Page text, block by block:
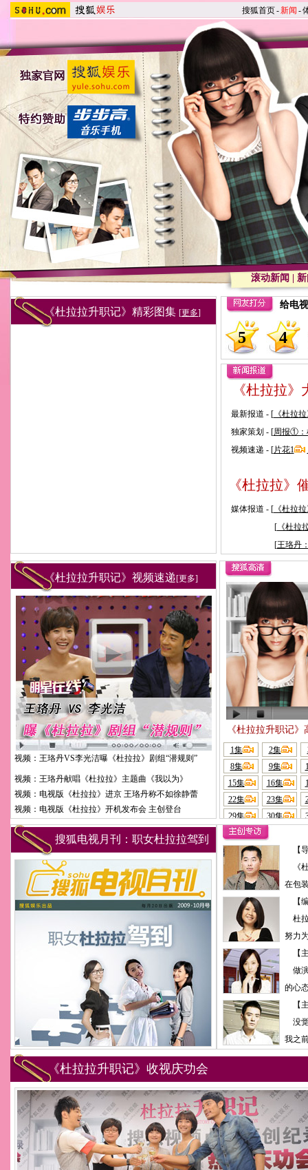
搜狐首页-新闻 -
滚动新闻
《杜拉拉升职记》精彩图集 [更多]
给电
5 4
《杜拉拉
最新报道 - [《杜拉
独家策划 - [周报①：
视频速递 - [片花1
《杜拉拉》
媒体报道 - [《杜拉
[《杜拉
[王珞丹
《杜拉拉升职记》视频速递[更多]
视频：王珞丹VS李光洁曝《杜拉拉》剧组“潜规则”
视频：王珞丹献唱《杜拉拉》主题曲《我以为》
视频：电视版《杜拉拉》进京 王珞丹称不如徐静蕾
视频：电视版《杜拉拉》开机发布会 主创登台
搜狐电视月刊：职女杜拉拉驾到
《杜拉拉升职记
1集 2集
8集
9集
15集
16集
22集
23集
29集
30集
【
《
在包
【
杜
努力
【
做
的心
【
没
我之
《杜拉拉升职记》收视庆功会